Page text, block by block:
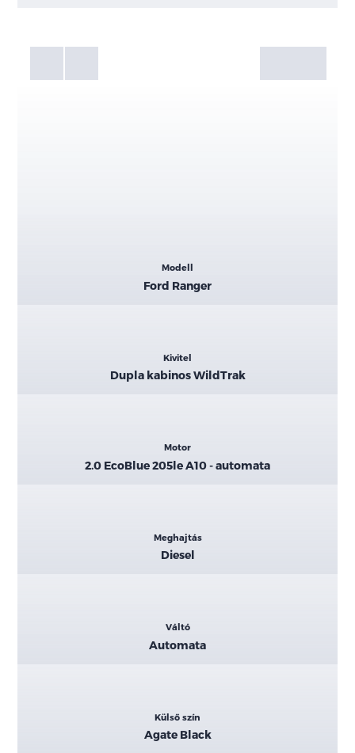
Galéria
Modell
Ford Ranger
Kivitel
Dupla kabinos WildTrak
Motor
2.0 EcoBlue 205le A10 - automata
Meghajtás
Diesel
Váltó
Automata
Külső szín
Agate Black